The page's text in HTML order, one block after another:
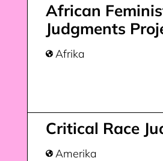
Critical Race
 Amerika
African
Judgments
 Afrika